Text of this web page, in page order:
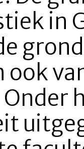
in